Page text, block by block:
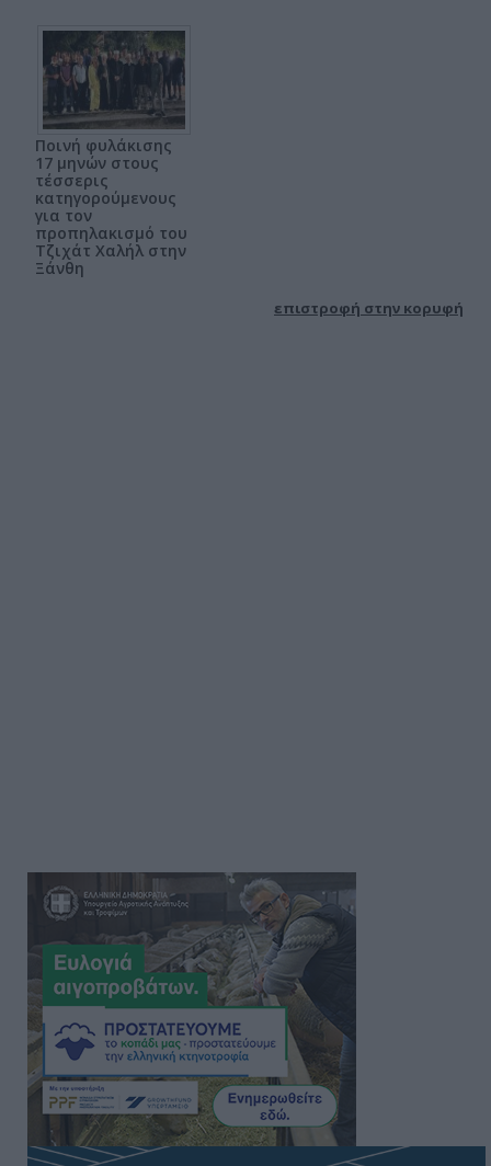
Ποινή φυλάκισης
17 μηνών στους
τέσσερις
κατηγορούμενους
για τον
προπηλακισμό του
Τζιχάτ Χαλήλ στην
Ξάνθη
επιστροφή στην κορυφή